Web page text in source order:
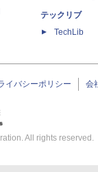
テックリブ
TechLib
イバシーポリシー 会
All rights reserved.